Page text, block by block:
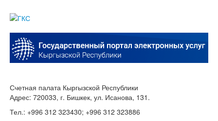
Счетная палата Кыргызской Республики
Адрес: 720033, г. Бишкек, ул. Исанова, 131.
Тел.: +996 312 323430; +996 312 323886